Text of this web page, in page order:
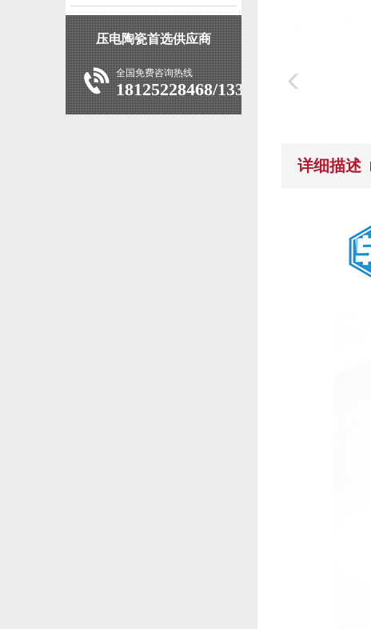
压电陶瓷首选供应商
全国免费咨询热线
18125228468/13392927639
详细描述